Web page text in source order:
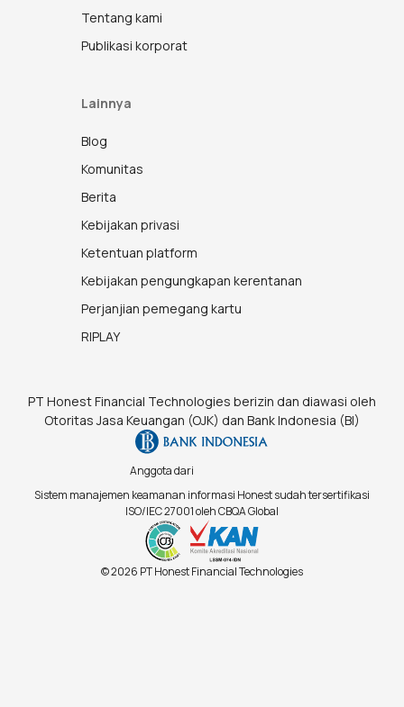
PT Honest Financial Technologies berizin dan diawasi oleh
Otoritas Jasa Keuangan (OJK) dan Bank Indonesia (BI)
Anggota dari
Sistem manajemen keamanan informasi Honest sudah tersertifikasi
ISO/IEC 27001 oleh CBQA Global
© 2026 PT Honest Financial Technologies
Tentang kami
Publikasi korporat
Lainnya
Blog
Komunitas
Berita
Kebijakan privasi
Ketentuan platform
Kebijakan pengungkapan kerentanan
Perjanjian pemegang kartu
RIPLAY